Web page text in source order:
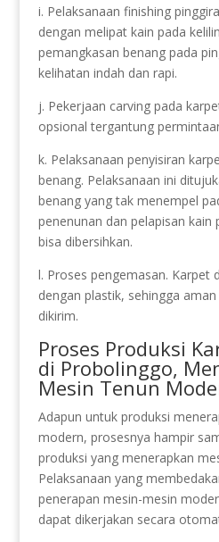
i. Pelaksanaan finishing
dengan melipat kain pada
pemangkasan benang pada
kelihatan indah dan rapi.
j. Pekerjaan carving pada
opsional tergantung
k. Pelaksanaan penyisiran
benang. Pelaksanaan ini
benang yang tak menempel
penenunan dan pelapisan kain
bisa dibersihkan.
l. Proses pengemasan. Karpet
dengan plastik, sehingga
dikirim.
Proses Produksi
di Probolinggo,
Mesin Tenun
Adapun untuk produksi
modern, prosesnya hampir
produksi yang menerapkan
Pelaksanaan yang
penerapan mesin-mesin
dapat dikerjakan secara